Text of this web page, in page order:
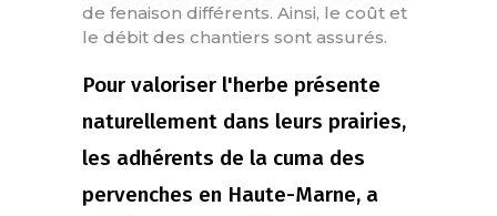
de fenaison différents. Ainsi, le coût et
le débit des chantiers sont assurés.
Pour valoriser l'herbe présente
naturellement dans leurs prairies,
les adhérents de la cuma des
pervenches en Haute-Marne, a